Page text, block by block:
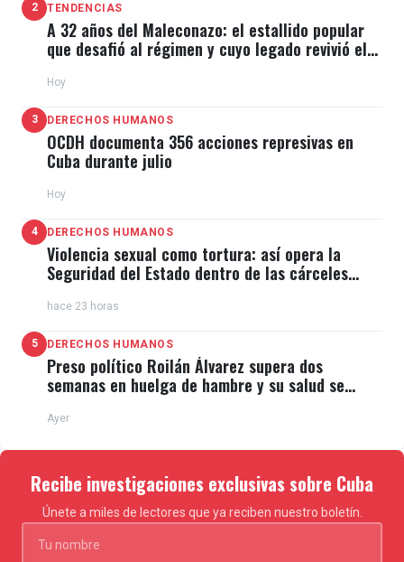
2 TENDENCIAS
A 32 años del Maleconazo: el estallido popular
que desafió al régimen y cuyo legado revivió el
Hoy
3 DERECHOS HUMANOS
OCDH documenta 356 acciones represivas en
Cuba durante julio
Hoy
4 DERECHOS HUMANOS
Violencia sexual como tortura: así opera la
Seguridad del Estado dentro de las cárceles
hace 23 horas
5 DERECHOS HUMANOS
Preso político Roilán Álvarez supera dos
semanas en huelga de hambre y su salud se
Ayer
Recibe investigaciones exclusivas sobre Cuba
Únete a miles de lectores que ya reciben nuestro boletín.